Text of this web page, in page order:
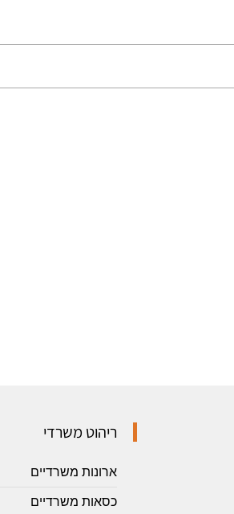
ריהוט משרדי
ארונות משרדיים
כסאות משרדיים